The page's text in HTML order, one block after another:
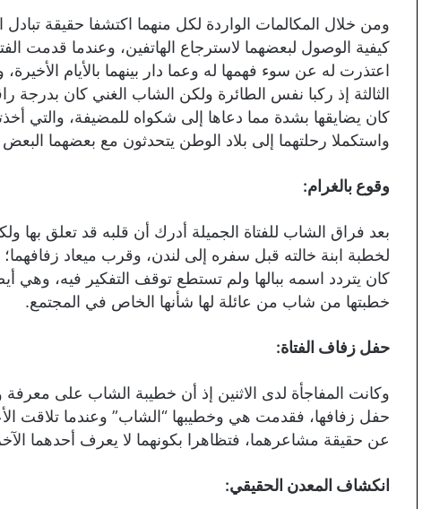
ومن خلال المكالمات الواردة لكل منهما اكتشفا حقيقة
كيفية الوصول لبعضهما لاسترجاع الهاتفين، وعندما قدمت
اعتذرت له عن سوء فهمها له وعما دار بينهما بالأيام
الثالثة إذ ركبا نفس الطائرة ولكن الشاب الغني كان بدرجة
كان يضايقها بشدة مما دعاها إلى شكواه للمضيفة، والتي
واستكملا رحلتهما إلى بلاد الوطن يتحدثون مع بعضهما البعض
وقوع بالغرام:
بعد فراق الشاب للفتاة الجميلة أدرك أن قلبه قد تعلق
لخطبة ابنة خالته قبل سفره إلى لندن، وقرب ميعاد زفافهما؛
كان يتردد اسمه ببالها ولم تستطع توقف التفكير فيه، وهي
خطبتها من شاب من عائلة لها شأنها الخاص في المجتمع.
حفل زفاف الفتاة:
وكانت المفاجأة لدى الاثنين إذ أن خطيبة الشاب على معرفة
حفل زفافها، فقدمت هي وخطيبها “الشاب” وعندما تلاقت
عن حقيقة مشاعرهما، فتظاهرا بكونهما لا يعرف أحدهما
انكشاف المعدن الحقيقي: